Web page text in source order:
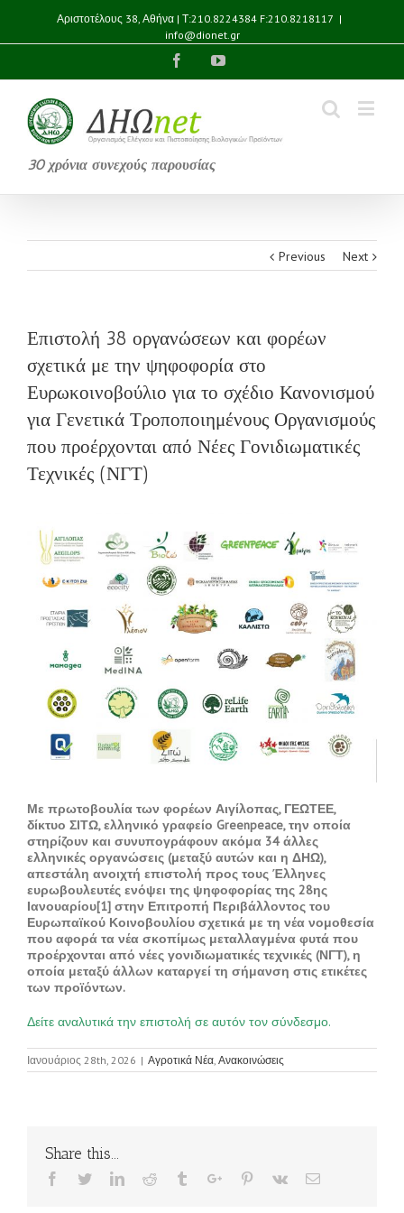
Αριστοτέλους 38, Αθήνα | Τ:210.8224384 F:210.8218117 |
info@dionet.gr
FacebookYouTube
30 χρόνια συνεχούς παρουσίας
Previous Next
Επιστολή 38 οργανώσεων και φορέων
σχετικά με την ψηφοφορία στο
Ευρωκοινοβούλιο για το σχέδιο Κανονισμού
για Γενετικά Τροποποιημένους Οργανισμούς
που προέρχονται από Νέες Γονιδιωματικές
Τεχνικές (ΝΓΤ)
Με πρωτοβουλία των φορέων Αιγίλοπας, ΓΕΩΤΕΕ,
δίκτυο ΣΙΤΩ, ελληνικό γραφείο Greenpeace, την οποία
στηρίζουν και συνυπογράφουν ακόμα 34 άλλες
ελληνικές οργανώσεις (μεταξύ αυτών και η ΔΗΩ),
απεστάλη ανοιχτή επιστολή προς τους Έλληνες
ευρωβουλευτές ενόψει της ψηφοφορίας της 28ης
Ιανουαρίου[1] στην Επιτροπή Περιβάλλοντος του
Ευρωπαϊκού Κοινοβουλίου σχετικά με τη νέα νομοθεσία
που αφορά τα νέα σκοπίμως μεταλλαγμένα φυτά που
προέρχονται από νέες γονιδιωματικές τεχνικές (ΝΓΤ), η
οποία μεταξύ άλλων καταργεί τη σήμανση στις ετικέτες
των προϊόντων.
Δείτε αναλυτικά την επιστολή σε αυτόν τον σύνδεσμο.
Ιανουάριος 28th, 2026 | Αγροτικά Νέα, Ανακοινώσεις
Share this...
Facebook
TwitterLinkedinReddit TumblrGoogle+Pinterest
Vk Email